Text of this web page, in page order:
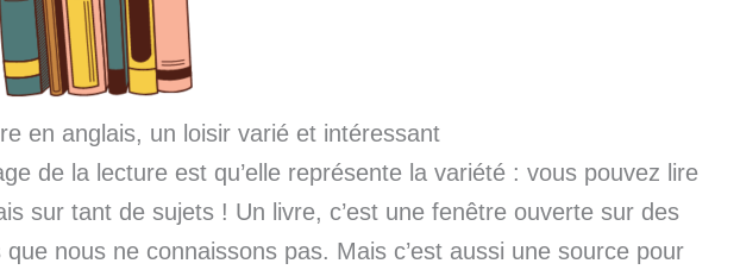
en anglais, un loisir varié et intéressant
de la lecture est qu’elle représente la variété : vous pouvez lire
sur tant de sujets ! Un livre, c’est une fenêtre ouverte sur des
que nous ne connaissons pas. Mais c’est aussi une source pour